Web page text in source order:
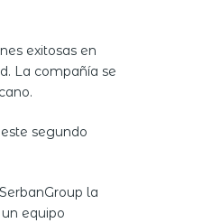
exitosas en
La compañía se
segundo
la
equipo